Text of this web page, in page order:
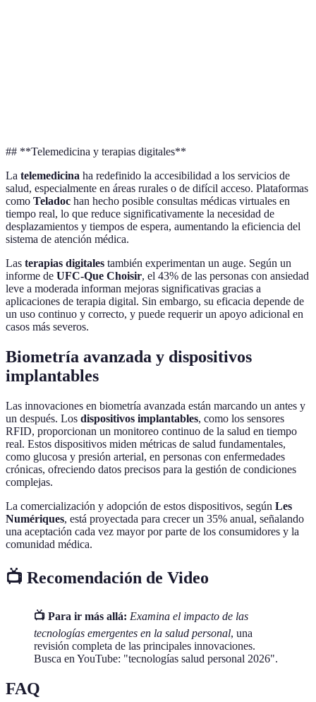
## **Telemedicina y terapias digitales**
La telemedicina ha redefinido la accesibilidad a los servicios de
salud, especialmente en áreas rurales o de difícil acceso. Plataformas
como Teladoc han hecho posible consultas médicas virtuales en
tiempo real, lo que reduce significativamente la necesidad de
desplazamientos y tiempos de espera, aumentando la eficiencia del
sistema de atención médica.
Las terapias digitales también experimentan un auge. Según un
informe de UFC-Que Choisir, el 43% de las personas con ansiedad
leve a moderada informan mejoras significativas gracias a
aplicaciones de terapia digital. Sin embargo, su eficacia depende de
un uso continuo y correcto, y puede requerir un apoyo adicional en
casos más severos.
Biometría avanzada y dispositivos
implantables
Las innovaciones en biometría avanzada están marcando un antes y
un después. Los dispositivos implantables, como los sensores
RFID, proporcionan un monitoreo continuo de la salud en tiempo
real. Estos dispositivos miden métricas de salud fundamentales,
como glucosa y presión arterial, en personas con enfermedades
crónicas, ofreciendo datos precisos para la gestión de condiciones
complejas.
La comercialización y adopción de estos dispositivos, según Les
Numériques, está proyectada para crecer un 35% anual, señalando
una aceptación cada vez mayor por parte de los consumidores y la
comunidad médica.
📺 Recomendación de Video
📺 Para ir más allá: Examina el impacto de las
tecnologías emergentes en la salud personal, una
revisión completa de las principales innovaciones.
Busca en YouTube: "tecnologías salud personal 2026".
FAQ